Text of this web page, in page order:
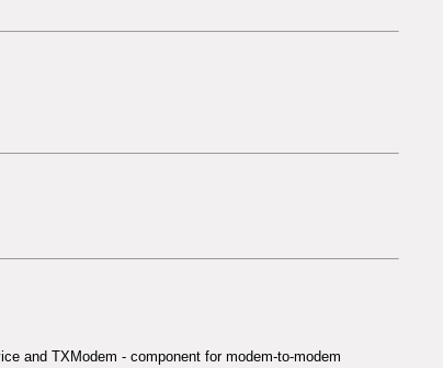
and TXModem - component for modem-to-modem